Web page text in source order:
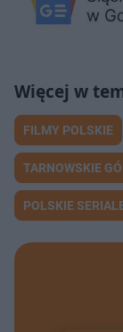
FILMY POLSKIE
TARNOWSKIE
POLSKIE